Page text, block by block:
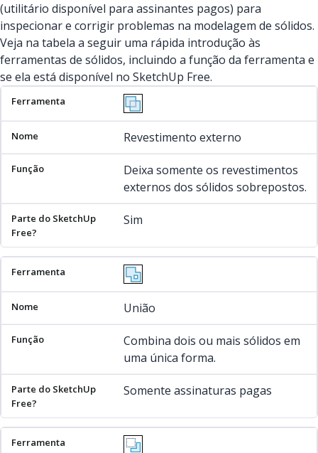
(utilitário disponível para assinantes pagos) para
inspecionar e corrigir problemas na modelagem de sólidos.
Veja na tabela a seguir uma rápida introdução às
ferramentas de sólidos, incluindo a função da ferramenta e
se ela está disponível no SketchUp Free.
Ferramenta
Função
Revestimento externo
Deixa somente os revestimentos
externos dos sólidos sobrepostos.
Sim
União
Combina dois ou mais sólidos em
uma única forma.
Somente assinaturas pagas